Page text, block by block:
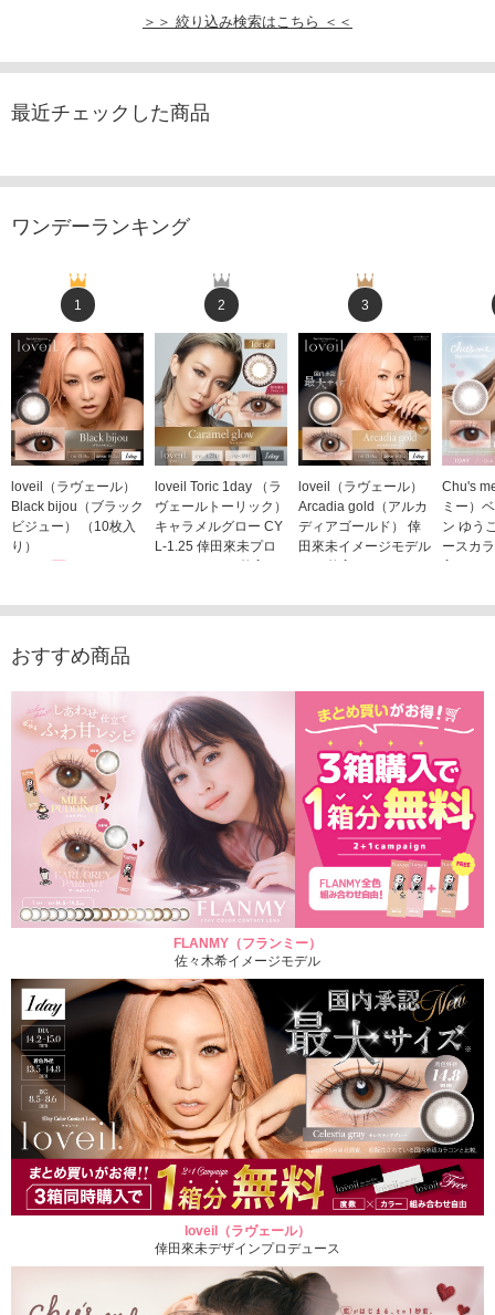
＞＞ 絞り込み検索はこちら ＜＜
最近チェックした商品
ワンデーランキング
1
loveil（ラヴェール）
Black bijou（ブラック
ビジュー） （10枚入
り）
1,760円
2
loveil Toric 1day （ラ
ヴェールトーリック）
キャラメルグロー CY
L-1.25 倖田來未プロ
デュース （10枚入
1,760円(税込)
3
loveil（ラヴェール）
Arcadia gold（アルカ
ディアゴールド） 倖
田來未イメージモデル
（10枚入り）
Chu's
ミー）
ン ゆう
ースカ
入り）
おすすめ商品
FLANMY（フランミー）
佐々木希イメージモデル
loveil（ラヴェール）
倖田來未デザインプロデュース